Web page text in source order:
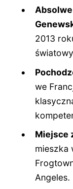
2013
we
Miejsce
mieszka
Angeles.